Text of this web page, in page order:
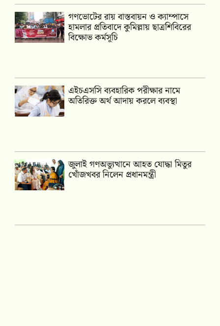
গণভোটের রায় বাস্তবায়ন ও ক্যাম্পাসে
হামলার প্রতিবাদে কুমিল্লায় ছাত্রশিবিরের
বিক্ষোভ কর্মসূচি
এইচএসসি ব্যবহারিক পরীক্ষার নামে
অতিরিক্ত অর্থ আদায় করলে ব্যবস্থা
জুলাই গণঅভ্যুত্থানে আহত যোদ্ধা মিতুর
খোঁজখবর নিলেন প্রধানমন্ত্রী